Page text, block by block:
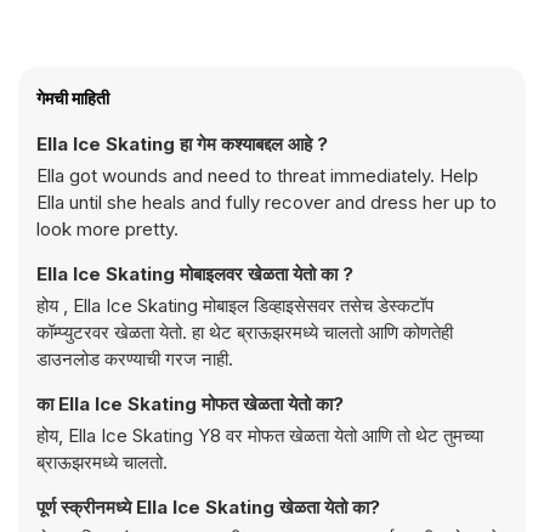
गेमची माहिती
Ella Ice Skating हा गेम कश्याबद्दल आहे ?
Ella got wounds and need to threat immediately. Help
Ella until she heals and fully recover and dress her up to
look more pretty.
Ella Ice Skating मोबाइलवर खेळता येतो का ?
होय , Ella Ice Skating मोबाइल डिव्हाइसेसवर तसेच डेस्कटॉप
कॉम्प्युटरवर खेळता येतो. हा थेट ब्राऊझरमध्ये चालतो आणि कोणतेही
डाउनलोड करण्याची गरज नाही.
का Ella Ice Skating मोफत खेळता येतो का?
होय, Ella Ice Skating Y8 वर मोफत खेळता येतो आणि तो थेट तुमच्या
ब्राऊझरमध्ये चालतो.
पूर्ण स्क्रीनमध्ये Ella Ice Skating खेळता येतो का?